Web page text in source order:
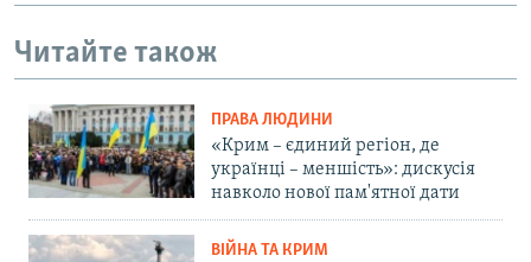
Читайте також
ПРАВА ЛЮДИНИ
«Крим – єдиний регіон, де
українці – меншість»: дискусія
навколо нової пам'ятної дати
ВІЙНА ТА КРИМ